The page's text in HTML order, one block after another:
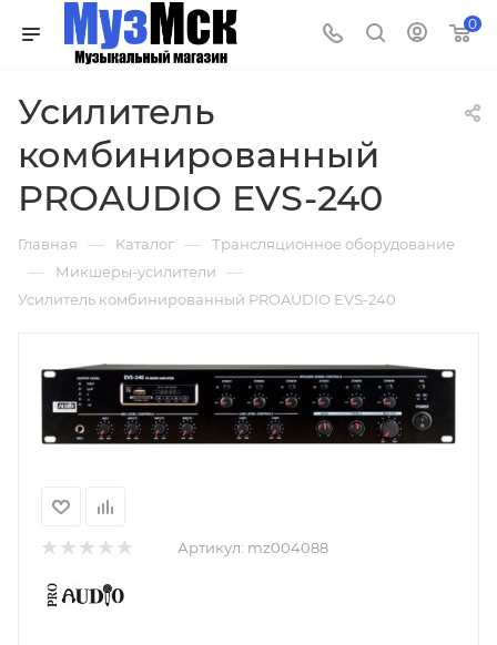
0
Усилитель
комбинированный
PROAUDIO EVS-240
Главная — Каталог — Трансляционное оборудование
— Микшеры-усилители —
Усилитель комбинированный PROAUDIO EVS-240
Артикул: mz004088